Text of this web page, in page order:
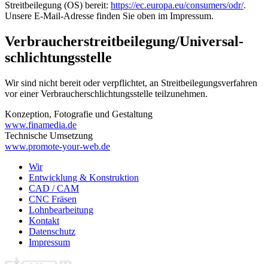
Streitbeilegung (OS) bereit: https://ec.europa.eu/consumers/odr/.
Unsere E-Mail-Adresse finden Sie oben im Impressum.
Verbraucher­streit­beilegung/Universal­
schlichtungs­stelle
Wir sind nicht bereit oder verpflichtet, an Streitbeilegungsverfahren
vor einer Verbraucherschlichtungsstelle teilzunehmen.
Konzeption, Fotografie und Gestaltung
www.finamedia.de
Technische Umsetzung
www.promote-your-web.de
Wir
Entwicklung & Konstruktion
CAD / CAM
CNC Fräsen
Lohnbearbeitung
Kontakt
Datenschutz
Impressum